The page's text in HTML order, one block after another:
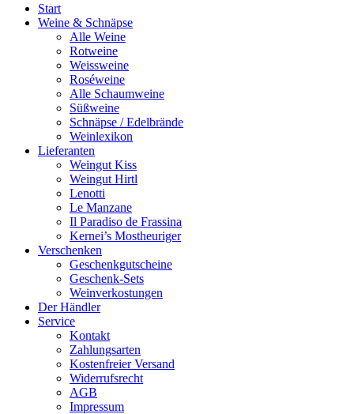
Start
Weine & Schnäpse
Alle Weine
Rotweine
Weissweine
Roséweine
Alle Schaumweine
Süßweine
Schnäpse / Edelbrände
Weinlexikon
Lieferanten
Weingut Kiss
Weingut Hirtl
Lenotti
Le Manzane
Il Paradiso de Frassina
Kernei’s Mostheuriger
Verschenken
Geschenkgutscheine
Geschenk-Sets
Weinverkostungen
Der Händler
Service
Kontakt
Zahlungsarten
Kostenfreier Versand
Widerrufsrecht
AGB
Impressum